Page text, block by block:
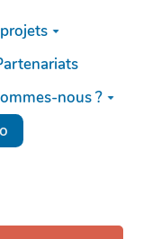
nous ?